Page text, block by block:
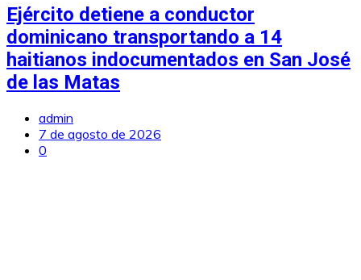
Ejército detiene a conductor
dominicano transportando a 14
haitianos indocumentados en San José
de las Matas
admin
7 de agosto de 2026
0